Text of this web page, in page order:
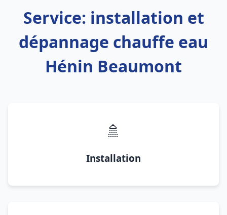
Service: installation et
dépannage chauffe eau
Hénin Beaumont
🚿
Installation